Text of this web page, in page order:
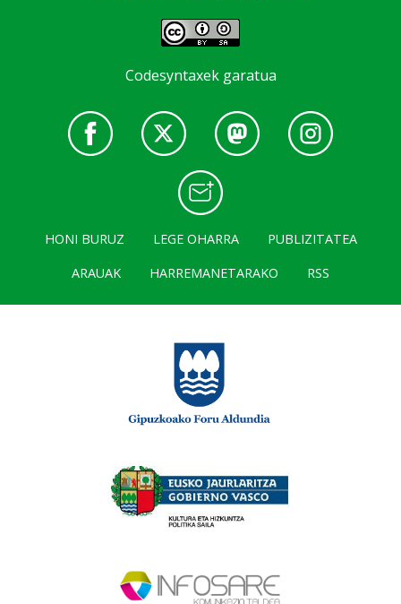
Codesyntaxek garatua
HONI BURUZ LEGE OHARRA
PUBLIZITATEA
ARAUAK
HARREMANETARAKO RSS